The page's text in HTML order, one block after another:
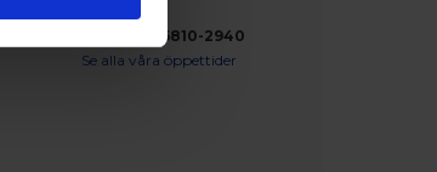
Org Nr: 556810-2940
Se alla våra öppettider